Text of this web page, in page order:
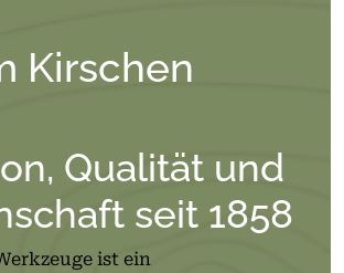
Kirschen
Qualität und
seit 1858
ist ein